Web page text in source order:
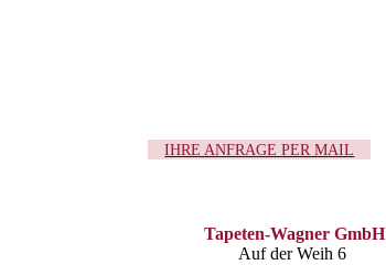
IHRE ANFRAGE PER MAIL
Tapeten-Wagner GmbH
Auf der Weih 6